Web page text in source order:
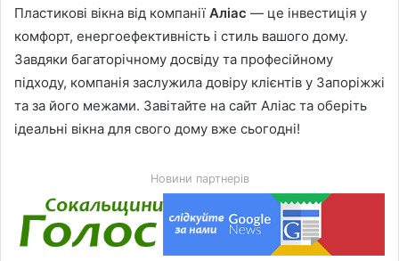
Пластикові вікна від компанії Аліас — це інвестиція у
комфорт, енергоефективність і стиль вашого дому.
Завдяки багаторічному досвіду та професійному
підходу, компанія заслужила довіру клієнтів у Запоріжжі
та за його межами. Завітайте на сайт Аліас та оберіть
ідеальні вікна для свого дому вже сьогодні!
Новини партнерів